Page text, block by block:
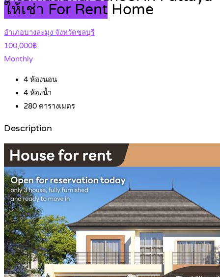
ให้เช่า For Rent Home
อำเภอบางละมุง จังหวัดชลบุรี
100,000฿
Monthly
4 ห้องนอน
4 ห้องน้ำ
280 ตารางเมตร
Description